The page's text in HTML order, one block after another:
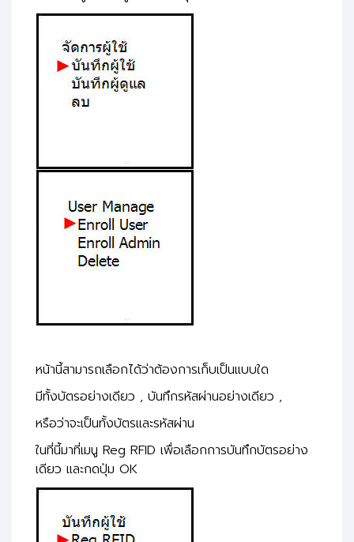
หน้านี้สามารถเลือกได้ว่าต้องการเก็บเป็นแบบใด
มีทั้งบัตรอย่างเดียว , บันทึกรหัสผ่านอย่างเดียว ,
หรือว่าจะเป็นทั้งบัตรและรหัสผ่าน
ในที่นี้มาที่เมนู Reg RFID เพื่อเลือกการบันทึกบัตรอย่าง
เดียว และกดปุ่ม OK